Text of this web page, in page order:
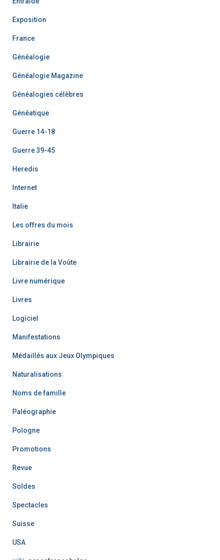
Exposition
France
Généalogie
Généalogie Magazine
Généalogies célèbres
Généatique
Guerre 14-18
Guerre 39-45
Heredis
Internet
Italie
Les offres du mois
Librairie
Librairie de la Voûte
Livre numérique
Livres
Logiciel
Manifestations
Médaillés aux Jeux Olympiques
Naturalisations
Noms de famille
Paléographie
Pologne
Promotions
Revue
Soldes
Spectacles
Suisse
USA